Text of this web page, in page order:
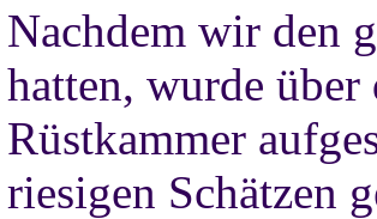
Nachdem wir den
hatten, wurde
Rüstkammer
riesigen Schätzen